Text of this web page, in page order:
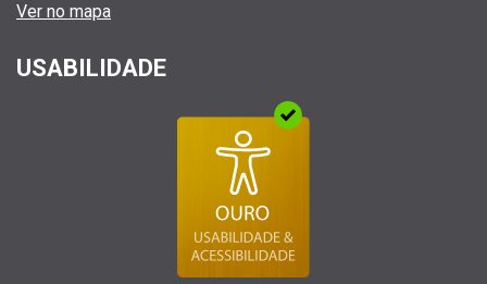
Ver no mapa
USABILIDADE